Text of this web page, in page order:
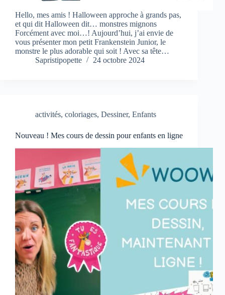
Hello, mes amis ! Halloween approche à grands pas,
et qui dit Halloween dit… monstres mignons
Forcément avec moi…! Aujourd’hui, j’ai envie de
vous présenter mon petit Frankenstein Junior, le
monstre le plus adorable qui soit ! Avec sa tête…
Sapristipopette
24 octobre 2024
activités, coloriages, Dessiner, Enfants
Nouveau ! Mes cours de dessin pour enfants en ligne